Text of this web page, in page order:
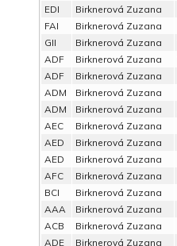
EDI
Birknerová Zuzana
FAI
Birknerová Zuzana
GII
Birknerová Zuzana
ADF
Birknerová Zuzana
ADF
Birknerová Zuzana
ADM
Birknerová Zuzana
ADM
Birknerová Zuzana
AEC
Birknerová Zuzana
AED
Birknerová Zuzana
AED
Birknerová Zuzana
AFC
Birknerová Zuzana
BCI
Birknerová Zuzana
AAA
Birknerová Zuzana
ACB
Birknerová Zuzana
ADE
Birknerová Zuzana